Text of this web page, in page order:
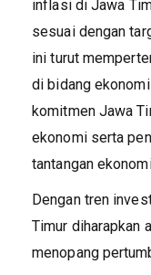
inflasi di Jawa
sesuai dengan
ini turut
di bidang
komitmen Jawa
ekonomi serta
tantangan
Dengan tren
Timur diharapkan
menopang